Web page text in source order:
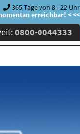
365 Tage von 8 - 22 Uhr
erreichbar! < <<
0800-0044333